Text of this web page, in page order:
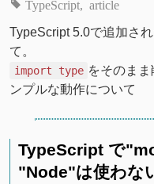
TypeScript article
TypeScript 5.0で追加さ
て。
import type をそのまま
ンプルな動作について
TypeScript で
"Node"は使わな